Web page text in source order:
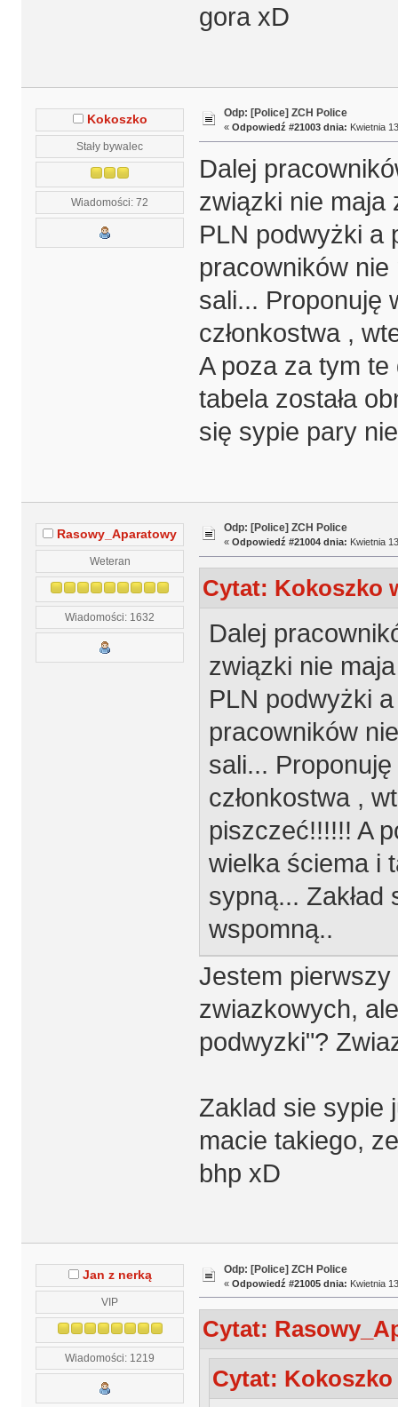
gora xD
Kokoszko
Stały bywalec
Wiadomości: 72
Odp: [Police] ZCH Police
« Odpowiedź #21003 dnia: Kwietnia
Dalej
związki nie maja
PLN podwyżki a
pracowników
sali... Proponuję
członkostwa ,
A poza za tym
tabela została
się sypie pary
Rasowy_Aparatowy
Weteran
Wiadomości: 1632
Odp: [Police] ZCH Police
« Odpowiedź #21004 dnia: Kwietnia
Cytat: Kokoszko
Dalej
związki nie
PLN podwyżki
pracowników
sali...
członkostwa ,
piszczeć!!!!!! A
wielka ściema i
sypną...
wspomną..
Jestem
zwiazkowych,
podwyzki"?
Zaklad sie sypie
macie takiego,
bhp xD
Jan z nerką
VIP
Wiadomości: 1219
Odp: [Police] ZCH Police
« Odpowiedź #21005 dnia: Kwietnia
Cytat:
Cytat: Kokoszko